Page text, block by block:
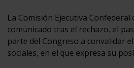
La Comisión Ejecutiva Confederal
comunicado tras el rechazo, el
parte del Congreso a convalidar
sociales, en el que expresa su